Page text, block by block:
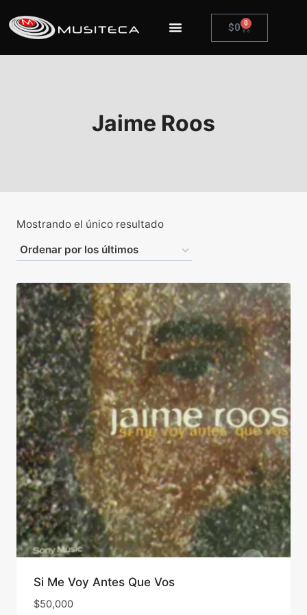
$0 0
Jaime Roos
Mostrando el único resultado
Si Me Voy Antes Que Vos
$50,000